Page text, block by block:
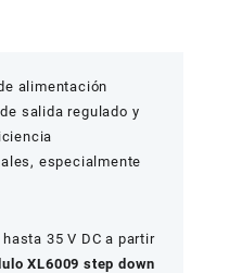
alimentación
salida regulado y
especialmente
35 V DC a partir
XL6009 step down